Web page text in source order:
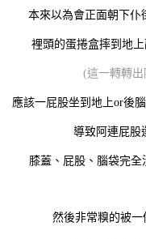
本來以為會正面朝下仆
裡頭的蛋捲盒摔到地
(這一轉轉
應該一屁股坐到地上or後
導致阿連屁股
膝蓋、屁股、腦袋完全
然後非常糗的被